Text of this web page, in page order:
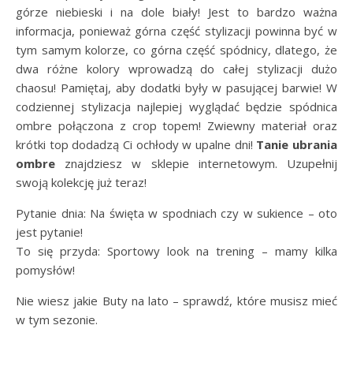
górze niebieski i na dole biały! Jest to bardzo ważna
informacja, ponieważ górna część stylizacji powinna być w
tym samym kolorze, co górna część spódnicy, dlatego, że
dwa różne kolory wprowadzą do całej stylizacji dużo
chaosu! Pamiętaj, aby dodatki były w pasującej barwie! W
codziennej stylizacja najlepiej wyglądać będzie spódnica
ombre połączona z crop topem! Zwiewny materiał oraz
krótki top dodadzą Ci ochłody w upalne dni! Tanie ubrania
ombre znajdziesz w sklepie internetowym. Uzupełnij
swoją kolekcję już teraz!
Pytanie dnia: Na święta w spodniach czy w sukience – oto
jest pytanie!
To się przyda: Sportowy look na trening – mamy kilka
pomysłów!
Nie wiesz jakie Buty na lato – sprawdź, które musisz mieć
w tym sezonie.